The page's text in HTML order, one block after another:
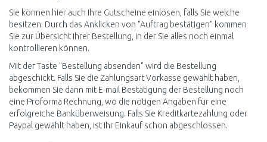
Sie können hier auch Ihre Gutscheine einlösen, falls Sie welche
besitzen. Durch das Anklicken von "Auftrag bestätigen" kommen
Sie zur Übersicht Ihrer Bestellung, in der Sie alles noch einmal
kontrollieren können.
Mit der Taste "Bestellung absenden" wird die Bestellung
abgeschickt. Falls Sie die Zahlungsart Vorkasse gewählt haben,
bekommen Sie dann mit E-mail Bestätigung der Bestellung noch
eine Proforma Rechnung, wo die nötigen Angaben für eine
erfolgreiche Banküberweisung. Falls Sie Kreditkartezahlung oder
Paypal gewählt haben, ist Ihr Einkauf schon abgeschlossen.